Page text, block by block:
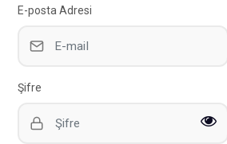
E-posta Adresi
Şifre